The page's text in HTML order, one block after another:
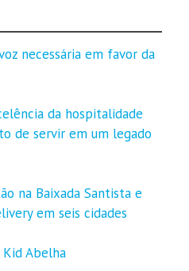
necessária em favor da
da hospitalidade
de servir em um legado
na Baixada Santista e
em seis cidades
Kid Abelha